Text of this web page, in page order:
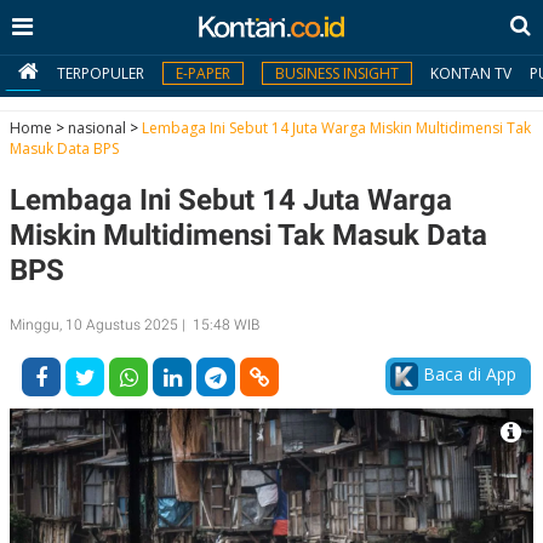
TERPOPULER E-PAPER BUSINESS INSIGHT KONTAN TV
KONTAN
Daftar
BERITA
I
N
E
S
N
A
S
O
Home > nasional >Lembaga Ini Sebut 14 Juta Warga Miskin Multidimensi Tak
Masuk Data BPS
Lembaga Ini Sebut 14 Juta Warga
Miskin Multidimensi Tak Masuk Data
BPS
Minggu, 10 Agustus 2025 | 15:48 WIB
Baca di App